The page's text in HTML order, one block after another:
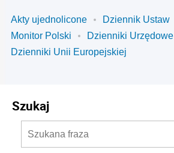
Akty ujednolicone
Dziennik Ustaw
Monitor Polski
Dzienniki Urzędowe
Dzienniki Unii Europejskiej
Szukaj